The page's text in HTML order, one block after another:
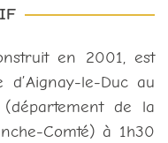
en 2001, est
le-Duc au
de la
Comté) à 1h30